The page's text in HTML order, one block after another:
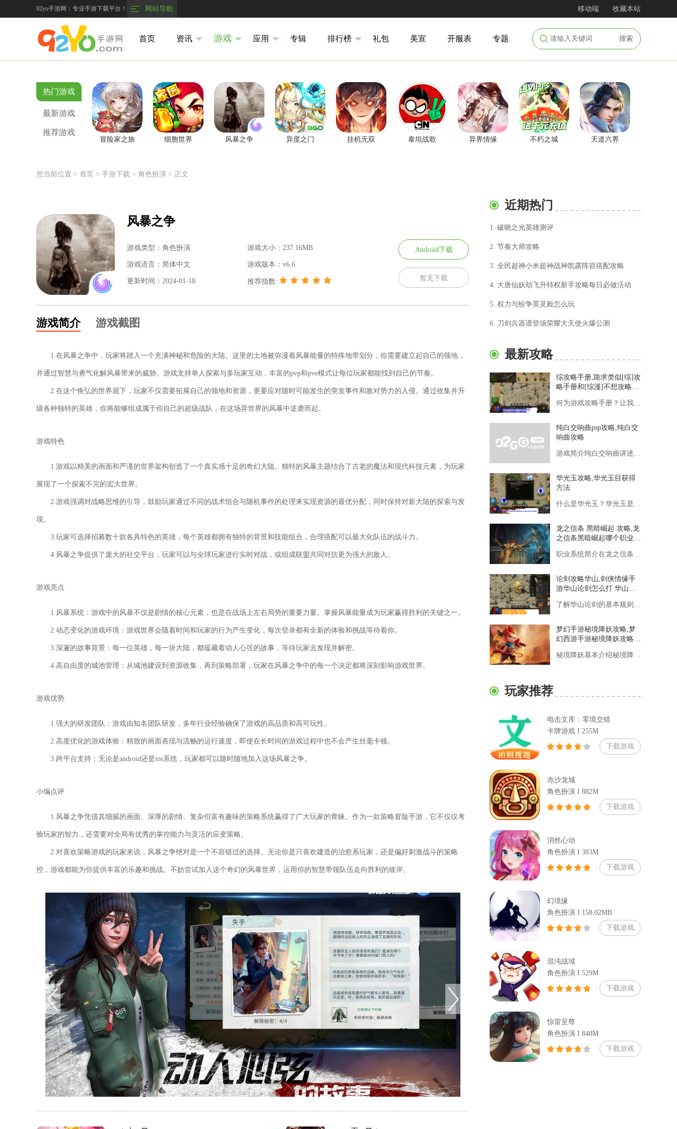
92yo手游网：专业手游下载平台！ 网站导航 移动端 收藏本站
首页 资讯 游戏 应用 专辑 排行榜 礼包 美宣 开服表 专题 搜索
热门游戏
最新游戏
推荐游戏
冒险家之旅 细胞世界 风暴之争 异度之门 挂机无双 泰坦战歌 异界情缘 不朽之城 天道六界
您当前位置 > 首页 > 手游下载 > 角色扮演 > 正文
风暴之争
游戏类型：角色扮演 游戏大小：237.16MB
游戏语言：简体中文 游戏版本：v6.6
更新时间：2024-01-18 推荐指数:
Android下载
暂无下载
游戏简介 游戏截图
1.在风暴之争中，玩家将踏入一个充满神秘和危险的大陆。这里的土地被弥漫着风暴能量的特殊地带划分，你需要建立起自己的领地，
并通过智慧与勇气化解风暴带来的威胁。游戏支持单人探索与多玩家互动，丰富的pvp和pve模式让每位玩家都能找到自己的节奏。
2.在这个恢弘的世界观下，玩家不仅需要拓展自己的领地和资源，更要应对随时可能发生的突发事件和敌对势力的入侵。通过收集并升
级各种独特的英雄，你将能够组成属于你自己的超级战队，在这场异世界的风暴中逆袭而起。
游戏特色
1.游戏以精美的画面和严谨的世界架构创造了一个真实感十足的奇幻大陆。独特的风暴主题结合了古老的魔法和现代科技元素，为玩家
展现了一个探索不完的宏大世界。
2.游戏强调对战略思维的引导，鼓励玩家通过不同的战术组合与随机事件的处理来实现资源的最优分配，同时保持对新大陆的探索与发
现。
3.玩家可选择招募数十款各具特色的英雄，每个英雄都拥有独特的背景和技能组合，合理搭配可以最大化队伍的战斗力。
4.风暴之争提供了庞大的社交平台，玩家可以与全球玩家进行实时对战，或组成联盟共同对抗更为强大的敌人。
游戏亮点
1.风暴系统：游戏中的风暴不仅是剧情的核心元素，也是在战场上左右局势的重要力量。掌握风暴能量成为玩家赢得胜利的关键之一。
2.动态变化的游戏环境：游戏世界会随着时间和玩家的行为产生变化，每次登录都有全新的体验和挑战等待着你。
3.深邃的故事背景：每一位英雄，每一块大陆，都蕴藏着动人心弦的故事，等待玩家去发现并解密。
4.高自由度的城池管理：从城池建设到资源收集，再到策略部署，玩家在风暴之争中的每一个决定都将深刻影响游戏世界。
游戏优势
1.强大的研发团队：游戏由知名团队研发，多年行业经验确保了游戏的高品质和高可玩性。
2.高度优化的游戏体验：精致的画面表现与流畅的运行速度，即使在长时间的游戏过程中也不会产生丝毫卡顿。
3.跨平台支持：无论是android还是ios系统，玩家都可以随时随地加入这场风暴之争。
小编点评
1.风暴之争凭借其细腻的画面、深厚的剧情、复杂但富有趣味的策略系统赢得了广大玩家的青睐。作为一款策略冒险手游，它不仅仅考
验玩家的智力，还需要对全局有优秀的掌控能力与灵活的应变策略。
2.对喜欢策略游戏的玩家来说，风暴之争绝对是一个不容错过的选择。无论你是只喜欢建造的治愈系玩家，还是偏好刺激战斗的策略
控，游戏都能为你提供丰富的乐趣和挑战。不妨尝试加入这个奇幻的风暴世界，运用你的智慧带领队伍走向胜利的彼岸。
近期热门
1. 破晓之光英雄测评
2. 节奏大师攻略
3. 全民超神小米超神战神凯露阵容搭配攻略
4. 大唐仙妖劫飞升特权新手攻略每日必做活动
5. 权力与纷争英灵殿怎么玩
6. 刀剑兵器谱登场荣耀大天使火爆公测
最新攻略
综攻略手册,跪求类似[综]攻
略手册和[综漫]不想攻略的
看完这些就综漫书荒了qwq何为游戏攻略手册？让我们明确一下什么是游戏攻略手册。游戏攻略
纯白交响曲psp攻略,纯白交
响曲攻略
游戏简介纯白交响曲讲述了主角桐生将牙和几位女主人公在音乐学院
华光玉攻略,华光玉目获得
方法
什么是华光玉？华光玉是一种在游戏世界中极为珍稀的宝石，它拥有
龙之信条 黑暗崛起 攻略,龙
之信条黑暗崛起哪个职业最
荐
职业系统简介在龙之信条：黑暗崛起中，职业（或称Vocatio
论剑攻略华山,剑侠情缘手
游华山论剑怎么打 华山论
了解华山论剑的基本规则华山论剑是一种以排位制进行的比赛，玩家
梦幻手游秘境降妖攻略,梦
幻西游手游秘境降妖攻略是
秘境降妖基本介绍秘境降妖是梦幻西游手游中的一个日常挑战活动，
玩家推荐
电击文库：零境交错
卡牌游戏 I 255M
下载游戏
赤沙龙城
角色扮演 I 882M
下载游戏
消然心动
角色扮演 I 383M
下载游戏
幻境缘
角色扮演 I 158.02MB
下载游戏
混沌战域
角色扮演 I 529M
下载游戏
惊雷至尊
角色扮演 I 848M
下载游戏